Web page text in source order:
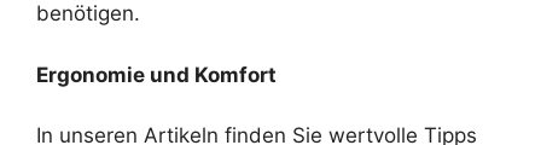
benötigen.
Ergonomie und Komfort
In unseren Artikeln finden Sie wertvolle Tipps